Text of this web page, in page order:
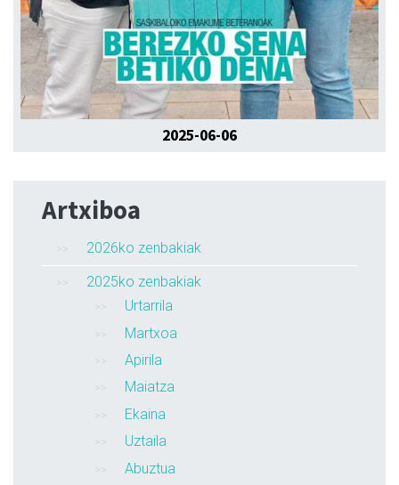
2025-06-06
Artxiboa
2026ko zenbakiak
2025ko zenbakiak
Urtarrila
Martxoa
Apirila
Maiatza
Ekaina
Uztaila
Abuztua